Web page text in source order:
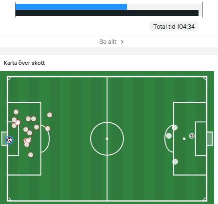
Total tid 104:34
Se allt
Karta över skott